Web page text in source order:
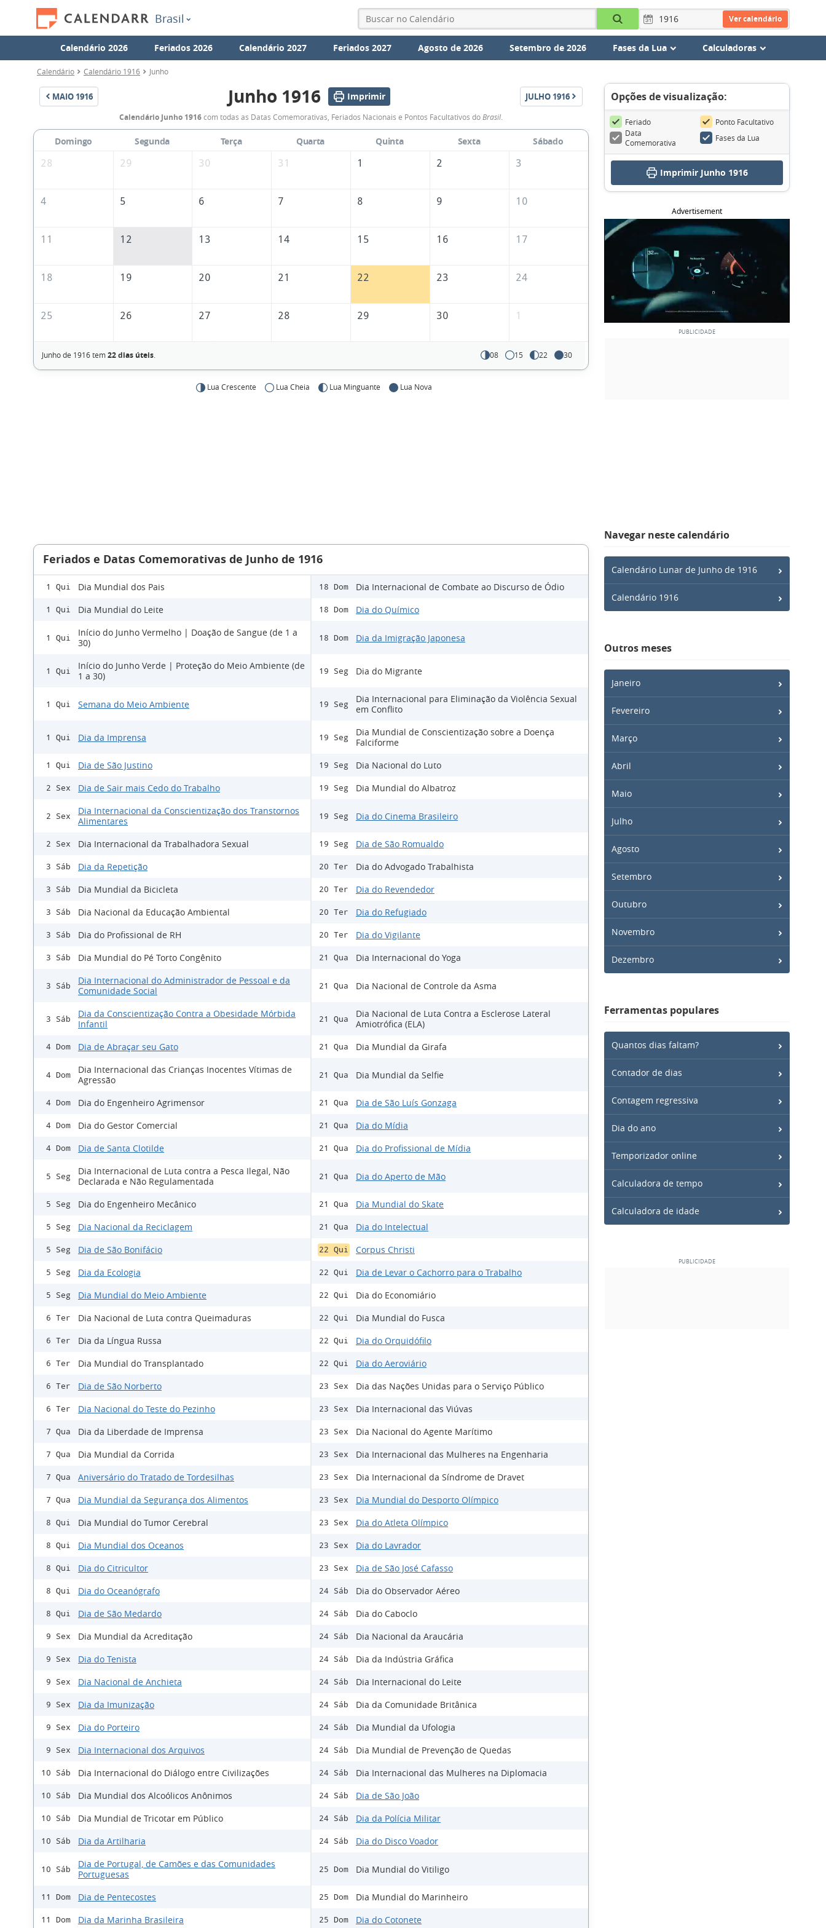
Brasil Ver calendário
Calendário 2026 Feriados 2026 Calendário 2027 Feriados 2027 Agosto de 2026 Setembro de 2026 Fases da Lua Calculadoras
Calendário Calendário 1916 Junho
MAIO 1916
Calendário
de
Junho
Junho 1916 Imprimir JULHO 1916
Calendário Junho 1916com todas as Datas Comemorativas, Feriados Nacionais e Pontos Facultativos doBrasil
Domingo Segunda Terça Quarta Quinta Sexta
Sábado
28
29 30 31 1 2 3
4 5 6 7 8 9 10
11 12 13 14 15 16 17
18 19 20 21 22 23 24
25 26 27 28 29 30 1
Junho de 1916 tem22 dias úteis. 08 15 22 30
Lua Crescente Lua Cheia Lua Minguante Lua Nova
Opções de visualização:
Feriado
Ponto Facultativo
Data
Comemorativa
Fases da Lua
Imprimir Junho 1916
Advertisement
Feriados e Datas Comemorativas de Junho de 1916
1 Qui Dia Mundial dos Pais
1 Qui Dia Mundial do Leite
1 Qui
Início do Junho Vermelho | Doação de Sangue (de 1 a
30)
1 Qui
Início do Junho Verde | Proteção do Meio Ambiente (de
1 a 30)
1 Qui Semana do Meio Ambiente
1 Qui Dia da Imprensa
1 Qui Dia de São Justino
2 Sex Dia de Sair mais Cedo do Trabalho
2 Sex
Dia Internacional da Conscientização dos Transtornos
Alimentares
2 Sex Dia Internacional da Trabalhadora Sexual
3 Sáb Dia da Repetição
3 Sáb Dia Mundial da Bicicleta
3 Sáb Dia Nacional da Educação Ambiental
3 Sáb Dia do Profissional de RH
3 Sáb Dia Mundial do Pé Torto Congênito
3 Sáb
Dia Internacional do Administrador de Pessoal e da
Comunidade Social
3 Sáb
Dia da Conscientização Contra a Obesidade Mórbida
Infantil
4 Dom Dia de Abraçar seu Gato
4 Dom
Dia Internacional das Crianças Inocentes Vítimas de
Agressão
4 Dom Dia do Engenheiro Agrimensor
4 Dom Dia do Gestor Comercial
4 Dom Dia de Santa Clotilde
5 Seg
Dia Internacional de Luta contra a Pesca Ilegal, Não
Declarada e Não Regulamentada
5 Seg Dia do Engenheiro Mecânico
5 Seg Dia Nacional da Reciclagem
5 Seg Dia de São Bonifácio
5 Seg Dia da Ecologia
5 Seg Dia Mundial do Meio Ambiente
6 Ter Dia Nacional de Luta contra Queimaduras
6 Ter Dia da Língua Russa
6 Ter Dia Mundial do Transplantado
6 Ter Dia de São Norberto
6 Ter Dia Nacional do Teste do Pezinho
7 Qua Dia da Liberdade de Imprensa
7 Qua Dia Mundial da Corrida
7 Qua Aniversário do Tratado de Tordesilhas
7 Qua Dia Mundial da Segurança dos Alimentos
8 Qui Dia Mundial do Tumor Cerebral
8 Qui Dia Mundial dos Oceanos
8 Qui Dia do Citricultor
8 Qui Dia do Oceanógrafo
8 Qui Dia de São Medardo
9 Sex Dia Mundial da Acreditação
9 Sex Dia do Tenista
9 Sex Dia Nacional de Anchieta
9 Sex Dia da Imunização
9 Sex Dia do Porteiro
9 Sex Dia Internacional dos Arquivos
10 Sáb Dia Internacional do Diálogo entre Civilizações
10 Sáb Dia Mundial dos Alcoólicos Anônimos
10 Sáb Dia Mundial de Tricotar em Público
10 Sáb Dia da Artilharia
10 Sáb
Dia de Portugal, de Camões e das Comunidades
Portuguesas
11 Dom Dia de Pentecostes
11 Dom Dia da Marinha Brasileira
18 Dom Dia Internacional de Combate ao Discurso de Ódio
18 Dom Dia do Químico
18 Dom Dia da Imigração Japonesa
19 Seg Dia do Migrante
19 Seg
Dia Internacional para Eliminação da Violência Sexual
em Conflito
19 Seg
Dia Mundial de Conscientização sobre a Doença
Falciforme
19 Seg Dia Nacional do Luto
19 Seg Dia Mundial do Albatroz
19 Seg Dia do Cinema Brasileiro
19 Seg Dia de São Romualdo
20 Ter Dia do Advogado Trabalhista
20 Ter Dia do Revendedor
20 Ter Dia do Refugiado
20 Ter Dia do Vigilante
21 Qua Dia Internacional do Yoga
21 Qua Dia Nacional de Controle da Asma
21 Qua
Dia Nacional de Luta Contra a Esclerose Lateral
Amiotrófica (ELA)
21 Qua Dia Mundial da Girafa
21 Qua Dia Mundial da Selfie
21 Qua Dia de São Luís Gonzaga
21 Qua Dia do Mídia
21 Qua Dia do Profissional de Mídia
21 Qua Dia do Aperto de Mão
21 Qua Dia Mundial do Skate
21 Qua Dia do Intelectual
22 Qui Corpus Christi
22 Qui Dia de Levar o Cachorro para o Trabalho
22 Qui Dia do Economiário
22 Qui Dia Mundial do Fusca
22 Qui Dia do Orquidófilo
22 Qui Dia do Aeroviário
23 Sex Dia das Nações Unidas para o Serviço Público
23 Sex Dia Internacional das Viúvas
23 Sex Dia Nacional do Agente Marítimo
23 Sex Dia Internacional das Mulheres na Engenharia
23 Sex Dia Internacional da Síndrome de Dravet
23 Sex Dia Mundial do Desporto Olímpico
23 Sex Dia do Atleta Olímpico
23 Sex Dia do Lavrador
23 Sex Dia de São José Cafasso
24 Sáb Dia do Observador Aéreo
24 Sáb Dia do Caboclo
24 Sáb Dia Nacional da Araucária
24 Sáb Dia da Indústria Gráfica
24 Sáb Dia Internacional do Leite
24 Sáb Dia da Comunidade Britânica
24 Sáb Dia Mundial da Ufologia
24 Sáb Dia Mundial de Prevenção de Quedas
24 Sáb Dia Internacional das Mulheres na Diplomacia
24 Sáb Dia de São João
24 Sáb Dia da Polícia Militar
24 Sáb Dia do Disco Voador
25 Dom Dia Mundial do Vitiligo
25 Dom Dia Mundial do Marinheiro
25 Dom Dia do Cotonete
Navegar neste calendário
Calendário Lunar de Junho de 1916
Calendário 1916
Outros meses
Janeiro
Fevereiro
Março
Abril
Maio
Julho
Agosto
Setembro
Outubro
Novembro
Dezembro
Ferramentas populares
Quantos dias faltam?
Contador de dias
Contagem regressiva
Dia do ano
Temporizador online
Calculadora de tempo
Calculadora de idade